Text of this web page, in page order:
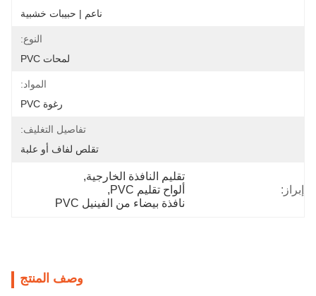
ناعم | حبيبات خشبية
النوع:
لمحات PVC
المواد:
رغوة PVC
تفاصيل التغليف:
تقلص لفاف أو علبة
إبراز:
تقليم النافذة الخارجية,
ألواح تقليم PVC
,
نافذة بيضاء من الفينيل PVC
وصف المنتج